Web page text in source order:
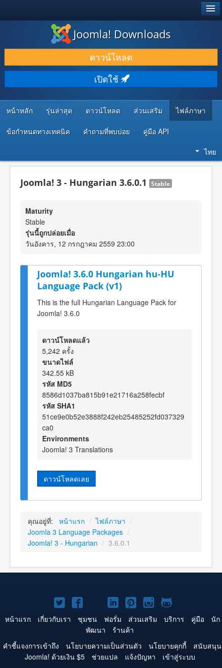
ดาวน์โหลด & ส่วนเสริม
ค้นคว้า & เรียนรู้
ชุมชน & สนับสนุน
ทรัพยากรสำหรับนักพัฒนา
Joomla! Downloads
ดาวน์โหลด
เปิดใช้
หน้าหลัก รุ่นล่าสุด ดาวน์โหลด ส่วนเสริม ไฟล์ภาษา
ข้อกำหนดทางเทคนิค คำถามที่พบบ่อย คู่มือ API
ไทย
Joomla! 3 - Hungarian 3.6.0.1 Stable
Maturity
Stable
รุ่นนี้ถูกปล่อยเมื่อ
วันอังคาร, 12 กรกฎาคม 2559 23:00
Joomla! 3.6.0 Hungarian hu-HU
Language Pack (v1)
This is the full Hungarian Language Pack for
Joomla! 3.6.0
ดาวน์โหลดแล้ว
5,242 ครั้ง
ขนาดไฟล์
342.55 kB
รหัส MD5
8586d1037ba815b91e21716a258fecbf
รหัส SHA1
51ce9e0b52e3888f242eb25485252fd037329
ca0
Environments
Joomla! 3 Translations
ดาวน์โหลดเลย
คุณอยู่ที่: หน้าแรก / ไฟล์ภาษา /
Joomla 3 Language Packages /
Joomla! 3 - Hungarian / 3.6.0.1
Joomla!
บน
Twitter
Joomla!
บน
Facebook
Joomla!
บน
YouTube
Joomla!
บน
LinkedIn
Joomla!
บน
Pinterest
Joomla!
บน
Joomla!
บน
หน้าแรก เกี่ยวกับเรา ชุมชน ฟอรั่ม ส่วนเสริม บริการ คู่มือ
นัก
พัฒนา
ร้านค้า
คำชี้แจงการเข้าถึง
นโยบายความเป็นส่วนตัว นโยบายคุกกี้
สนับสนุน
Joomla! ด้วยเงิน $5
ช่วยแปล แจ้งปัญหา
เข้าสู่ระบบ